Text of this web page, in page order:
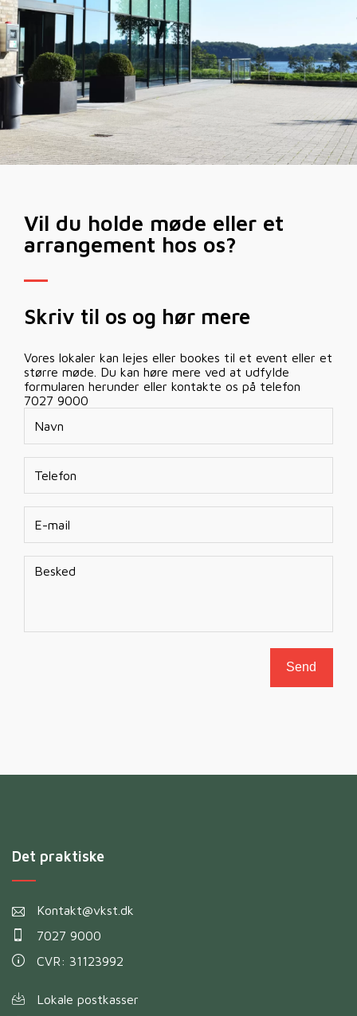
Vil du holde møde eller et
arrangement hos os?
Skriv til os og hør mere
Vores lokaler kan lejes eller bookes til et event eller et
større møde. Du kan høre mere ved at udfylde
formularen herunder eller kontakte os på telefon
7027 9000
Navn
Telefon
E-
mail*
Besked
Send
Det praktiske
Kontakt@vkst.dk
7027 9000
CVR: 31123992
Lokale postkasser